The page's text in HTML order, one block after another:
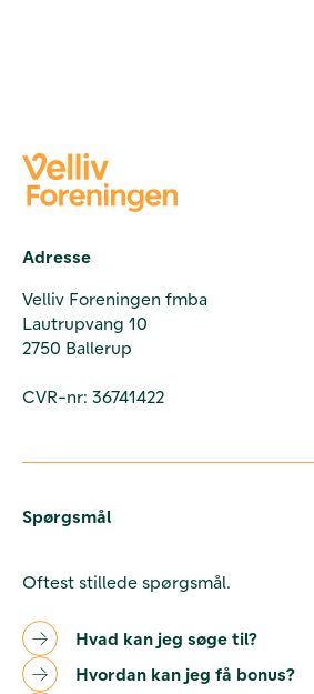
Adresse
Velliv Foreningen fmba
Lautrupvang 10
2750 Ballerup
CVR-nr: 36741422
Spørgsmål
Oftest stillede spørgsmål.
Hvad kan jeg søge til?
Hvordan kan jeg få bonus?